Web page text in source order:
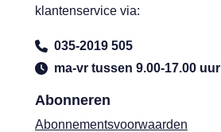
Abonneren
Abonnementsvoorwaarden
klantenservice via:
035-2019 505
ma-vr tussen 9.00-17.00 uur